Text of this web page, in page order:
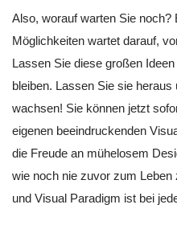
Also, worauf warten Sie noch?
Möglichkeiten wartet darauf,
Lassen Sie diese großen
bleiben. Lassen Sie sie
wachsen! Sie können jetzt
eigenen beeindruckenden
die Freude an mühelosem
wie noch nie zuvor zum
und Visual Paradigm ist bei